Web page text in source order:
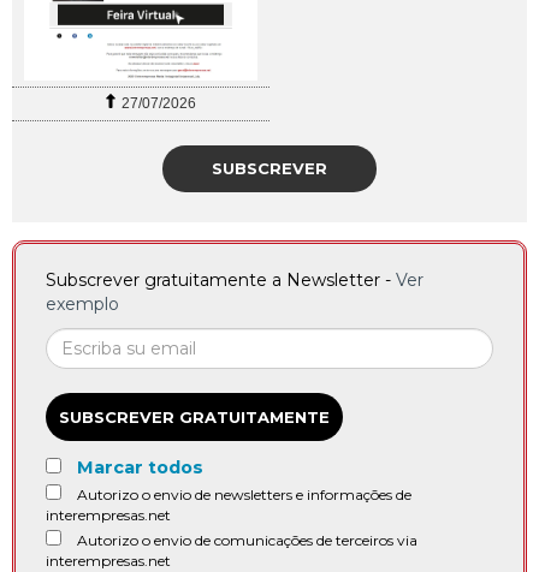
27/07/2026
SUBSCREVER
Subscrever gratuitamente a Newsletter - Ver
exemplo
SUBSCREVER GRATUITAMENTE
Marcar todos
Autorizo o envio de newsletters e informações de
interempresas.net
Autorizo o envio de comunicações de terceiros via
interempresas.net